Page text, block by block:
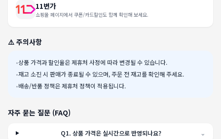
11번가
쇼핑몰 페이지에서 쿠폰/카드할인도 함께 확인해 보세요.
⚠️ 주의사항
•상품 가격과 할인율은 제휴처 사정에 따라 변경될 수 있습니다.
•재고 소진 시 판매가 종료될 수 있으며, 주문 전 재고를 확인해 주세요.
•배송/반품 정책은 제휴처 정책이 적용됩니다.
자주 묻는 질문 (FAQ)
Q1.상품 가격은 실시간으로 반영되나요? ⌄